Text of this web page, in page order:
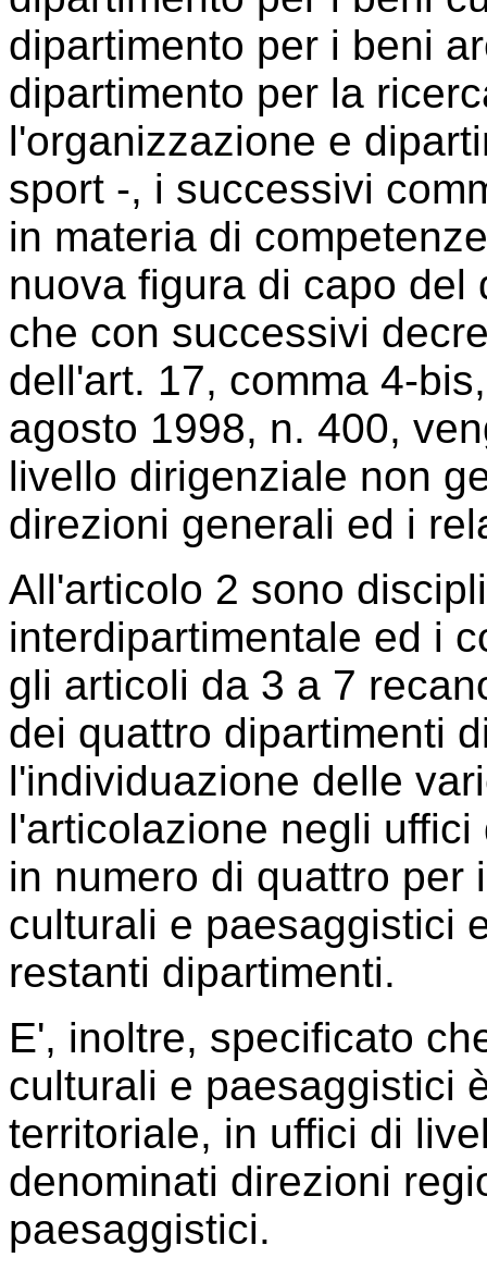
dipartimento per i beni
dipartimento per la
l'organizzazione e
sport -, i successivi
in materia di
nuova figura di capo del
che con successivi
dell'art. 17, comma 4-
agosto 1998, n. 400,
livello dirigenziale non
direzioni generali ed i
All'articolo 2 sono
interdipartimentale ed i
gli articoli da 3 a 7
dei quattro dipartimenti
l'individuazione delle
l'articolazione negli
in numero di quattro per
culturali e paesaggistici
restanti dipartimenti.
E', inoltre, specificato
culturali e paesaggistici
territoriale, in uffici di
denominati direzioni
paesaggistici.